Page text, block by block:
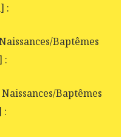
:
Baptêmes
:
Baptêmes
: